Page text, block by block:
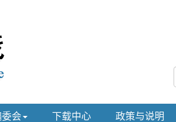
委会 下载中心 政策与说明